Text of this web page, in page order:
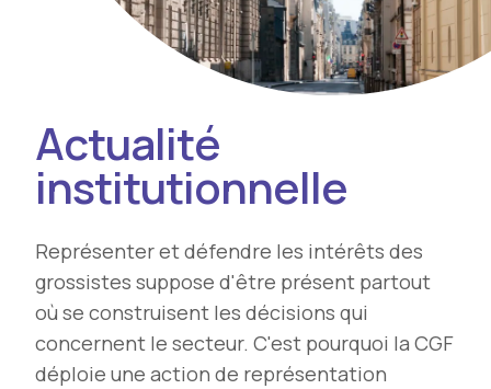
Actualité
institutionnelle
Représenter et défendre les intérêts des
grossistes suppose d'être présent partout
où se construisent les décisions qui
concernent le secteur. C'est pourquoi la CGF
déploie une action de représentation